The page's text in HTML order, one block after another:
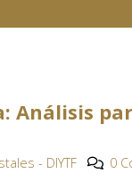
Análisis
- DIYTF 0